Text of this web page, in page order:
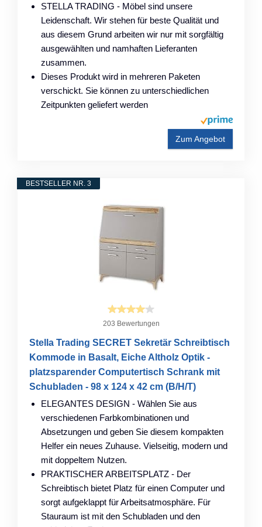
STELLA TRADING - Möbel sind unsere
Leidenschaft. Wir stehen für beste Qualität und
aus diesem Grund arbeiten wir nur mit sorgfältig
ausgewählten und namhaften Lieferanten
zusammen.
Dieses Produkt wird in mehreren Paketen
verschickt. Sie können zu unterschiedlichen
Zeitpunkten geliefert werden
Zum Angebot
BESTSELLER NR. 3
203 Bewertungen
Stella Trading SECRET Sekretär Schreibtisch
Kommode in Basalt, Eiche Altholz Optik -
platzsparender Computertisch Schrank mit
Schubladen - 98 x 124 x 42 cm (B/H/T)
ELEGANTES DESIGN - Wählen Sie aus
verschiedenen Farbkombinationen und
Absetzungen und geben Sie diesem kompakten
Helfer ein neues Zuhause. Vielseitig, modern und
mit doppeltem Nutzen.
PRAKTISCHER ARBEITSPLATZ - Der
Schreibtisch bietet Platz für einen Computer und
sorgt aufgeklappt für Arbeitsatmosphäre. Für
Stauraum ist mit den Schubladen und den